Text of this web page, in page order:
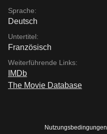
Sprache:
Deutsch
Untertitel:
Französisch
Weiterführende Links:
IMDb
The Movie Database
Nutzungsbedingungen